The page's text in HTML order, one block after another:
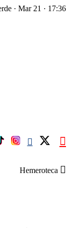
· Mar 21 · 17:36
Hemeroteca